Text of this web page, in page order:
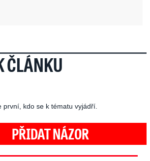
ČLÁNKU
první, kdo se k tématu vyjádří.
PŘIDAT NÁZOR